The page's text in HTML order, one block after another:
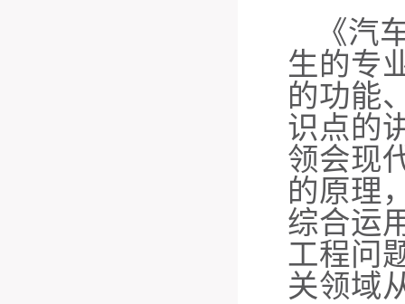
《汽
生的专
的功能
识点的
领会现
的原理
综合运
工程问
关领域